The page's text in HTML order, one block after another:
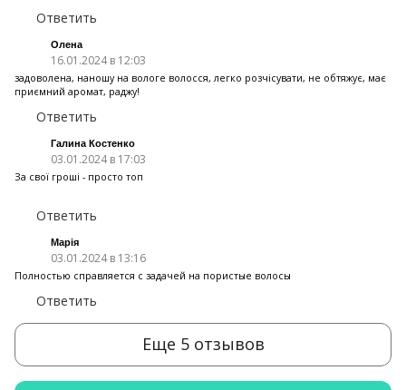
Ответить
Олена
16.01.2024 в 12:03
задоволена, наношу на вологе волосся, легко розчісувати, не обтяжує, має
приємний аромат, раджу!
Ответить
Галина Костенко
03.01.2024 в 17:03
За свої гроші - просто топ
Ответить
Марія
03.01.2024 в 13:16
Полностью справляется с задачей на пористые волосы
Ответить
Еще 5 отзывов